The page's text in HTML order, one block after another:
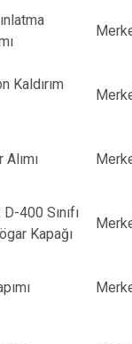
Kaldırım
400 Sınıfı
Kapağı